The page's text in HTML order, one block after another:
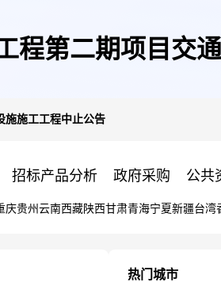
程第二期项目交
施施工工程中止公告
招标产品分析 政府采购 公共
庆贵州 云南西藏陕西甘肃青海宁夏新疆台湾
热门城市